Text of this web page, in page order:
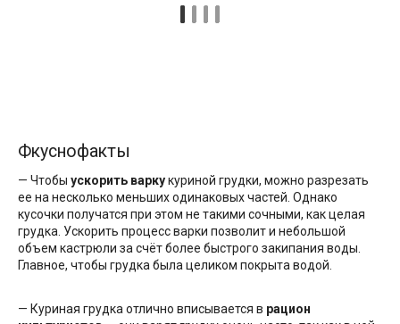
Фкуснофакты
— Чтобы ускорить варкукуриной грудки, можно разрезать
ее на несколько меньших одинаковых частей. Однако
кусочки получатся при этом не такими сочными, как целая
грудка. Ускорить процесс варки позволит и небольшой
объем кастрюли за счёт более быстрого закипания воды.
Главное, чтобы грудка была целиком покрыта водой.
— Куриная грудка отлично вписывается в рацион